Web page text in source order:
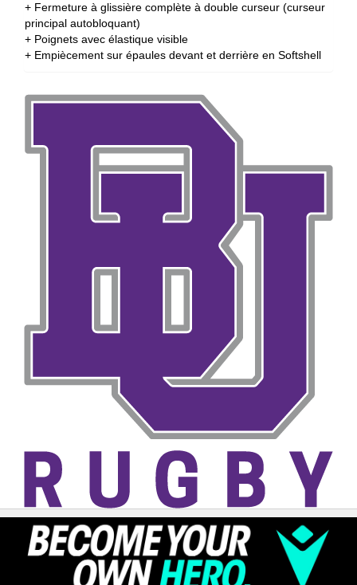
+ Fermeture à glissière complète à double curseur (curseur
principal autobloquant)
+ Poignets avec élastique visible
+ Empiècement sur épaules devant et derrière en Softshell